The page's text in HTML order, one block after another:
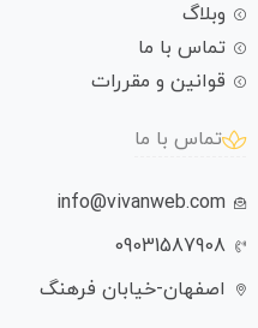
وبلاگ
تماس با ما
قوانین و مقررات
تماس با ما
info@vivanweb.com
09031587908
اصفهان-خیابان فرهنگ